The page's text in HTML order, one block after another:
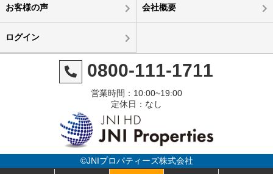
お客様の声 会社概要
ログイン
0800-111-1711
営業時間：10:00~19:00
定休日：なし
©JNIプロパティーズ株式会社